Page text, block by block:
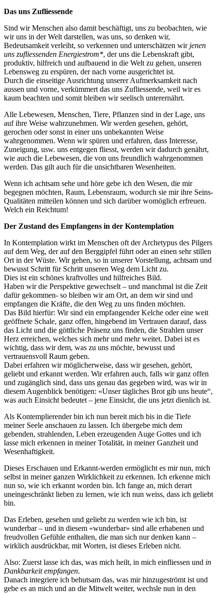
Das uns Zufliessende
Sind wir Menschen also damit beschäftigt, uns zu beobachten, wie
wir uns in der Welt darstellen, was uns, so denken wir,
Bedeutsamkeit verleiht, so verkennen und unterschätzen wir jenen
uns zufliessenden Energiestrom*, der uns die Lebenskraft gibt,
produktiv, hilfreich und aufbauend in die Welt zu gehen, unseren
Lebensweg zu erspüren, der nach vorne ausgerichtet ist.
Durch die einseitige Ausrichtung unserer Aufmerksamkeit nach
aussen und vorne, verkümmert das uns Zufliessende, weil wir es
kaum beachten und somit bleiben wir seelisch unterernährt.
Alle Lebewesen, Menschen, Tiere, Pflanzen sind in der Lage, uns
auf ihre Weise wahrzunehmen. Wir werden gesehen, gehört,
gerochen oder sonst in einer uns unbekannten Weise
wahrgenommen. Wenn wir spüren und erfahren, dass Interesse,
Zuneigung, usw. uns entgegen fliesst, werden wir dadurch genährt,
wie auch die Lebewesen, die von uns freundlich wahrgenommen
werden. Das gilt auch für die unsichtbaren Wesenheiten.
Wenn ich achtsam sehe und höre gebe ich den Wesen, die mir
begegnen möchten, Raum, Lebensraum, wodurch sie mir ihre Seins-
Qualitäten mitteilen können und sich darüber womöglich erfreuen.
Welch ein Reichtum!
Der Zustand des Empfangens in der Kontemplation
In Kontemplation wirkt im Menschen oft der Archetypus des Pilgers
auf dem Weg, der auf den Berggipfel führt oder an einen sehr stillen
Ort in der Wüste. Wir gehen, so in unserer Vorstellung, achtsam und
bewusst Schritt für Schritt unseren Weg dem Licht zu.
Dies ist ein schönes kraftvolles und hilfreiches Bild.
Haben wir die Perspektive gewechselt – und manchmal ist die Zeit
dafür gekommen- so bleiben wir am Ort, an dem wir sind und
empfangen die Kräfte, die den Weg zu uns finden möchten.
Das Bild hierfür: Wir sind ein empfangender Kelche oder eine weit
geöffnete Schale, ganz offen, hingebend im Vertrauen darauf, dass
das Licht und die göttliche Präsenz uns finden, die Strahlen unser
Herz erreichen, welches sich mehr und mehr weitet. Dabei ist es
wichtig, dass wir dem, was zu uns möchte, bewusst und
vertrauensvoll Raum geben.
Dabei erfahren wir möglicherweise, dass wir gesehen, gehört,
geliebt und erkannt werden. Wir erfahren auch, falls wir ganz offen
und zugänglich sind, dass uns genau das gegeben wird, was wir in
diesem Augenblick benötigen: «Unser tägliches Brot gib uns heute“,
was auch Einsicht bedeutet – jene Einsicht, die uns jetzt dienlich ist.
Als Kontemplierender bin ich nun bereit mich bis in die Tiefe
meiner Seele anschauen zu lassen. Ich übergebe mich dem
gebenden, strahlenden, Leben erzeugenden Auge Gottes und ich
lasse mich erkennen in meiner Totalität, in meiner Ganzheit und
Wesenhaftigkeit.
Dieses Erschauen und Erkannt-werden ermöglicht es mir nun, mich
selbst in meiner ganzen Wirklichkeit zu erkennen. Ich erkenne mich
nun so, wie ich erkannt worden bin. Ich fange an, mich derart
uneingeschränkt lieben zu lernen, wie ich nun weiss, dass ich geliebt
bin.
Das Erleben, gesehen und geliebt zu werden wie ich bin, ist
wunderbar – und in diesem «wunderbar» sind alle erhabenen und
freudvollen Gefühle enthalten, die man sich nur denken kann –
wirklich ausdrückbar, mit Worten, ist dieses Erleben nicht.
Also: Zuerst lasse ich das, was mich heilt, in mich einfliessen und in
Dankbarkeit empfangen.
Danach integriere ich behutsam das, was mir hinzugeströmt ist und
gebe es an mich und an die Mitwelt weiter, wechsle nun in den